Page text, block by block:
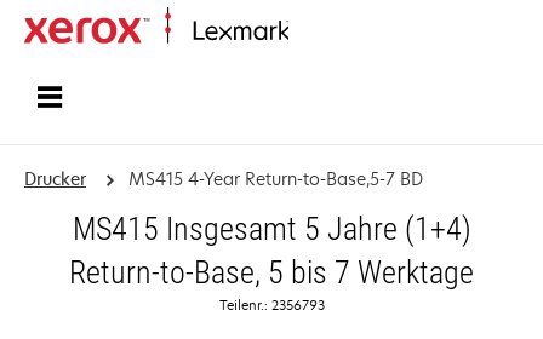
Drucker MS415 4-Year Return-to-Base,5-7 BD
MS415 Insgesamt 5 Jahre (1+4)
Return-to-Base, 5 bis 7 Werktage
Teilenr.: 2356793